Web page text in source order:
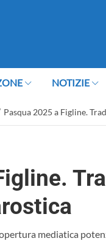
NOTIZIE
Pasqua 2025 a Figline.
mediatica